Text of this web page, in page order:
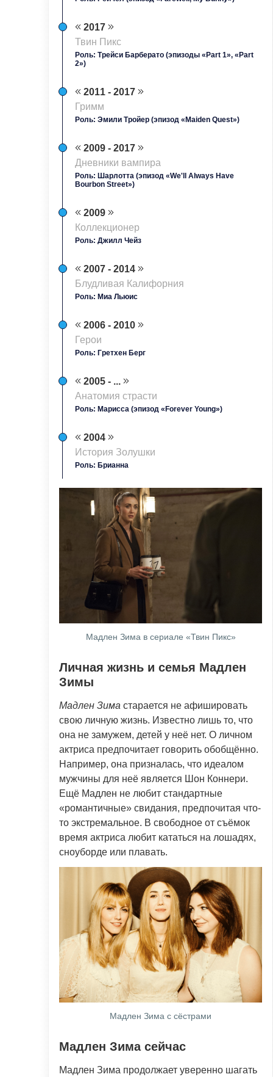
2017
Твин Пикс
Роль: Трейси Барберато (эпизоды «Part 1», «Part
2»)
2011 - 2017
Гримм
Роль: Эмили Тройер (эпизод «Maiden Quest»)
2009 - 2017
Дневники вампира
Роль: Шарлотта (эпизод «We'll Always Have
Bourbon Street»)
2009
Коллекционер
Роль: Джилл Чейз
2007 - 2014
Блудливая Калифорния
Роль: Миа Льюис
2006 - 2010
Герои
Роль: Гретхен Берг
2005 - ...
Анатомия страсти
Роль: Марисса (эпизод «Forever Young»)
2004
История Золушки
Роль: Брианна
Мадлен Зима в сериале «Твин Пикс»
Личная жизнь и семья Мадлен
Зимы
Мадлен Зима старается не афишировать
свою личную жизнь. Известно лишь то, что
она не замужем, детей у неё нет. О личном
актриса предпочитает говорить обобщённо.
Например, она призналась, что идеалом
мужчины для неё является Шон Коннери.
Ещё Мадлен не любит стандартные
«романтичные» свидания, предпочитая что-
то экстремальное. В свободное от съёмок
время актриса любит кататься на лошадях,
сноуборде или плавать.
Мадлен Зима с сёстрами
Мадлен Зима сейчас
Мадлен Зима продолжает уверенно шагать